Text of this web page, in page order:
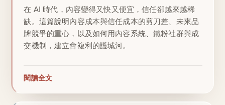
在 AI 時代，內容變得又快又便宜，信任卻越來越稀
缺。這篇說明內容成本與信任成本的剪刀差、未來品
牌競爭的重心，以及如何用內容系統、鐵粉社群與成
交機制，建立會複利的護城河。
閱讀全文